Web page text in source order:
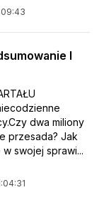
I
dwa miliony
przesada? Jak
w swojej sprawi...